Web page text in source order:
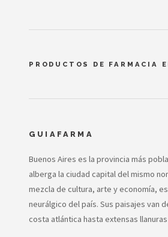
PRODUCTOS DE FARMACIA
GUIAFARMA
Buenos Aires es la provincia más
alberga la ciudad capital del mismo
mezcla de cultura, arte y economía,
neurálgico del país. Sus paisajes van
costa atlántica hasta extensas